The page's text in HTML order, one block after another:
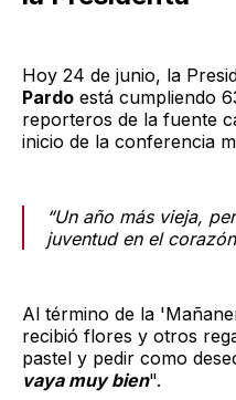
Hoy 24 de junio, la
Pardo está cumpliendo
reporteros de la fuente
inicio de la conferencia
“Un año más vieja,
juventud en el
Al término de la
recibió flores y otros
pastel y pedir como
vaya muy bien".